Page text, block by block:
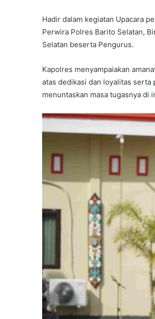
Hadir dalam kegiatan Upacara
Perwira Polres Barito Selatan,
Selatan beserta Pengurus.
Kapolres menyampaiakan
atas dedikasi dan loyalitas serta
menuntaskan masa tugasnya di